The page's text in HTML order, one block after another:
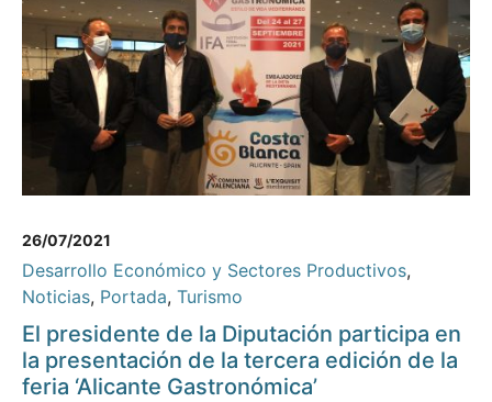
26/07/2021
Desarrollo Económico y Sectores Productivos,
Noticias, Portada, Turismo
El presidente de la Diputación participa en
la presentación de la tercera edición de la
feria ‘Alicante Gastronómica’